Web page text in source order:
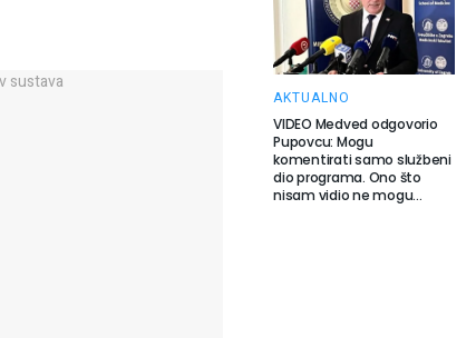
AKTUALNO
VIDEO Medved odgovorio
Pupovcu: Mogu
komentirati samo službeni
dio programa. Ono što
nisam vidio ne mogu…